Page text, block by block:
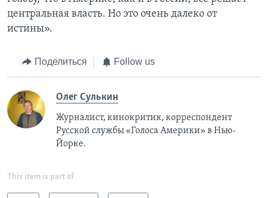
центральная власть. Но это очень далеко от
истины».
Поделиться Follow us
Олег Сулькин
Журналист, кинокритик, корреспондент
Русской службы «Голоса Америки» в Нью-
Йорке.
This item is part of